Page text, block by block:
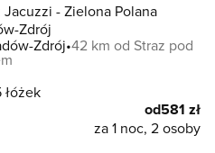
Jacuzzi - Zielona Polana
Zdrój
Zdrój 42 km od Straz pod
łóżek
od581 zł
za 1 noc, 2 osoby